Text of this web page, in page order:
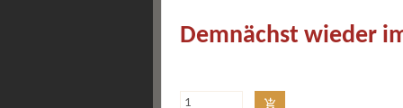
Demnächst wieder